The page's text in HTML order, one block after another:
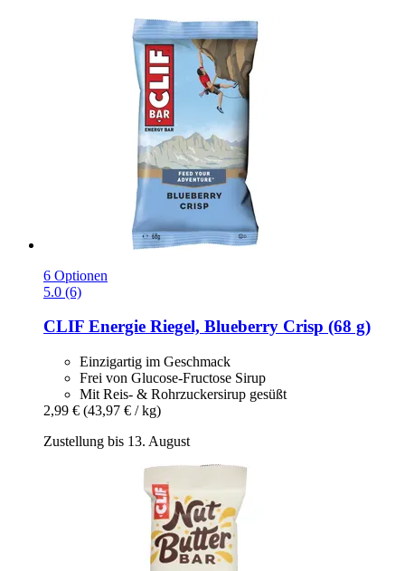
6 Optionen
5.0 (6)
CLIF Energie Riegel, Blueberry Crisp (68 g)
Einzigartig im Geschmack
Frei von Glucose-Fructose Sirup
Mit Reis- & Rohrzuckersirup gesüßt
2,99 € (43,97 € / kg)
Zustellung bis 13. August